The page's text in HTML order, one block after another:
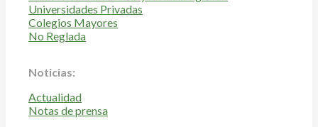
Universidades Privadas
Colegios Mayores
No Reglada
Noticias:
Actualidad
Notas de prensa